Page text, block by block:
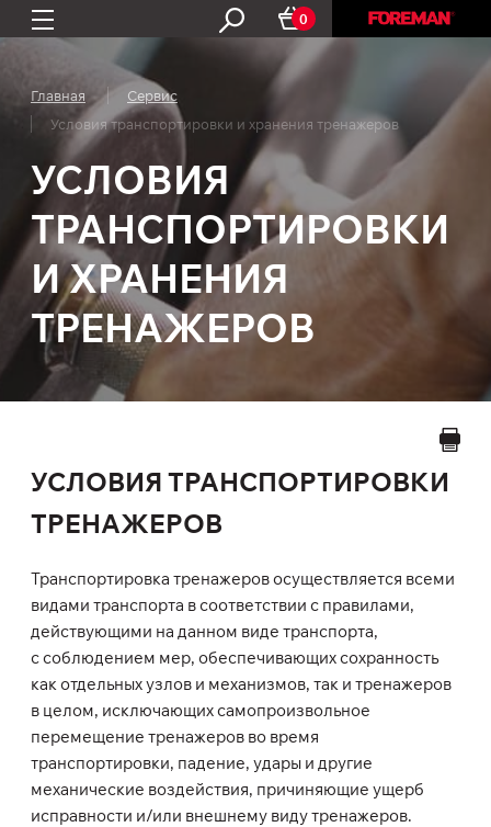
0
Главная
Сервис
Условия транспортировки и хранения тренажеров
УСЛОВИЯ
ТРАНСПОРТИРОВКИ
И ХРАНЕНИЯ
ТРЕНАЖЕРОВ
УСЛОВИЯ ТРАНСПОРТИРОВКИ
ТРЕНАЖЕРОВ
Транспортировка тренажеров осуществляется всеми
видами транспорта в соответствии с правилами,
действующими на данном виде транспорта,
с соблюдением мер, обеспечивающих сохранность
как отдельных узлов и механизмов, так и тренажеров
в целом, исключающих самопроизвольное
перемещение тренажеров во время
транспортировки, падение, удары и другие
механические воздействия, причиняющие ущерб
исправности и/или внешнему виду тренажеров.